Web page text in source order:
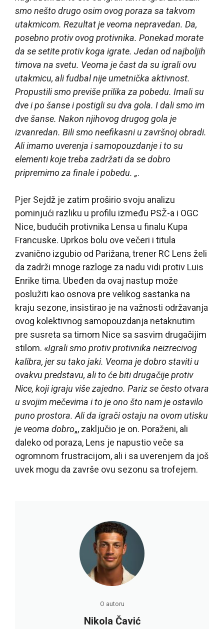
smo nešto drugo osim ovog poraza sa takvom
utakmicom. Rezultat je veoma nepravedan. Da,
posebno protiv ovog protivnika. Ponekad morate
da se setite protiv koga igrate. Jedan od najboljih
timova na svetu. Veoma je čast da su igrali ovu
utakmicu, ali fudbal nije umetnička aktivnost.
Propustili smo previše prilika za pobedu. Imali su
dve i po šanse i postigli su dva gola. I dali smo im
dve šanse. Nakon njihovog drugog gola je
izvanredan. Bili smo neefikasni u završnoj obradi.
Ali imamo uverenja i samopouzdanje i to su
elementi koje treba zadržati da se dobro
pripremimo za finale i pobedu. „.
Pjer Sejdž je zatim proširio svoju analizu
pominjući razliku u profilu između PSŽ-a i OGC
Nice, budućih protivnika Lensa u finalu Kupa
Francuske. Uprkos bolu ove večeri i titula
zvanično izgubio od Parižana, trener RC Lens želi
da zadrži mnoge razloge za nadu vidi protiv Luis
Enrike tima. Ubeđen da ovaj nastup može
poslužiti kao osnova pre velikog sastanka na
kraju sezone, insistirao je na važnosti održavanja
ovog kolektivnog samopouzdanja netaknutim
pre susreta sa timom Nice sa sasvim drugačijim
stilom. «Igrali smo protiv protivnika neizrecivog
kalibra, jer su tako jaki. Veoma je dobro staviti u
ovakvu predstavu, ali to će biti drugačije protiv
Nice, koji igraju više zajedno. Pariz se često otvara
u svojim mečevima i to je ono što nam je ostavilo
puno prostora. Ali da igrači ostaju na ovom utisku
je veoma dobro„, zaključio je on. Poraženi, ali
daleko od poraza, Lens je napustio veče sa
ogromnom frustracijom, ali i sa uverenjem da još
uvek mogu da završe ovu sezonu sa trofejem.
O autoru
Nikola Čavić